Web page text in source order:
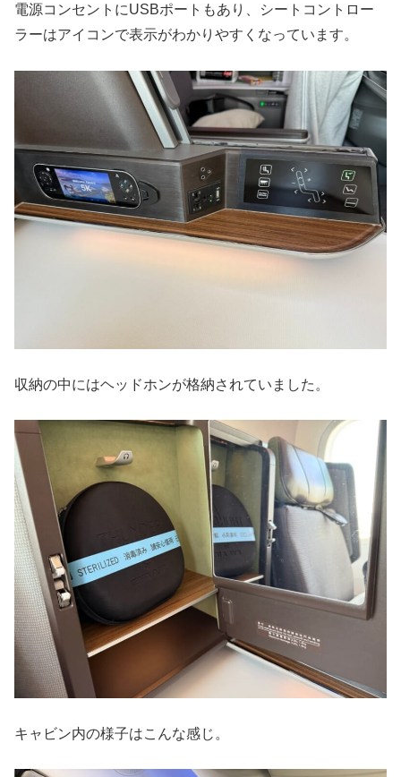
電源コンセントにUSBポートもあり、シートコントロー
ラーはアイコンで表示がわかりやすくなっています。
収納の中にはヘッドホンが格納されていました。
キャビン内の様子はこんな感じ。